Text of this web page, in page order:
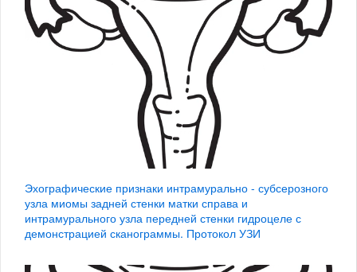
Эхографические признаки интрамурально - субсерозного
узла миомы задней стенки матки справа и
интрамурального узла передней стенки гидроцеле с
демонстрацией сканограммы. Протокол УЗИ